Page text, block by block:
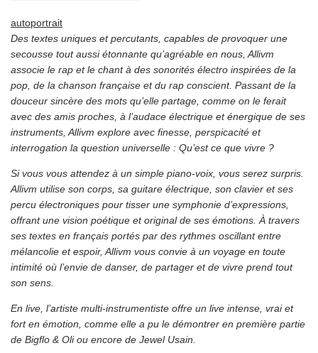
autoportrait
Des textes uniques et percutants, capables de provoquer une
secousse tout aussi étonnante qu’agréable en nous, Allivm
associe le rap et le chant à des sonorités électro inspirées de la
pop, de la chanson française et du rap conscient. Passant de la
douceur sincère des mots qu’elle partage, comme on le ferait
avec des amis proches, à l’audace électrique et énergique de ses
instruments, Allivm explore avec finesse, perspicacité et
interrogation la question universelle : Qu’est ce que vivre ?
Si vous vous attendez à un simple piano-voix, vous serez surpris.
Allivm utilise son corps, sa guitare électrique, son clavier et ses
percu électroniques pour tisser une symphonie d’expressions,
offrant une vision poétique et original de ses émotions. À travers
ses textes en français portés par des rythmes oscillant entre
mélancolie et espoir, Allivm vous convie à un voyage en toute
intimité où l’envie de danser, de partager et de vivre prend tout
son sens.
En live, l’artiste multi-instrumentiste offre un live intense, vrai et
fort en émotion, comme elle a pu le démontrer en première partie
de Bigflo & Oli ou encore de Jewel Usain.